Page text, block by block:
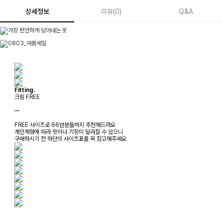
상세정보 리뷰(0) Q&A
Fitting.
크림 FREE
ㅡ
FREE 사이즈로 66반분들까지 추천해드려요
개인체형에 따라 핏이나 기장이 달라질 수 있으니
구매하시기 전 하단의 사이즈표를 꼭 참고해주세요